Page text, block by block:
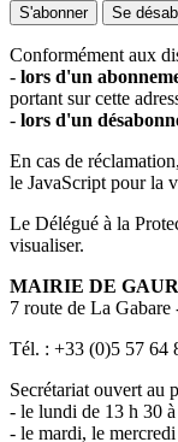
S'abonner Se
Conformément aux
- lors d'un
portant sur cette
- lors d'un
En cas de
le JavaScript pour la
Le Délégué à la
visualiser.
MAIRIE DE
7 route de La
Tél. : +33 (0)5 57 64
Secrétariat ouvert au
- le lundi de 13 h 30
- le mardi, le